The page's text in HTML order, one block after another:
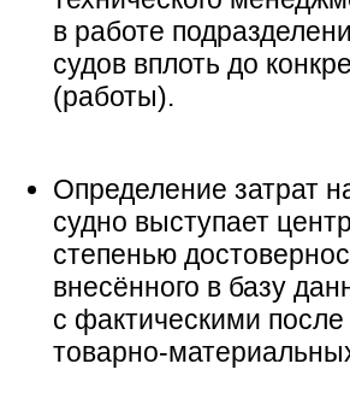
в работе
судов вплоть до
(работы).
Определение затрат
судно выступает
степенью
внесённого в базу
с фактическими
товарно-